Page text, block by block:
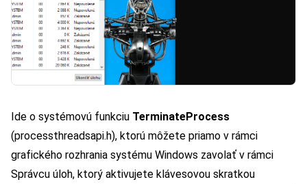
Ide o systémovú funkciu TerminateProcess
(processthreadsapi.h), ktorú môžete priamo v rámci
grafického rozhrania systému Windows zavolať v rámci
Správcu úloh, ktorý aktivujete klávesovou skratkou